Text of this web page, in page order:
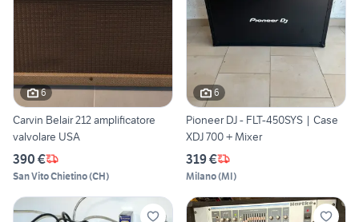
6
Carvin Belair 212 amplificatore
valvolare USA
390 €
San Vito Chietino(CH)
6
Pioneer DJ - FLT-450SYS | Case
XDJ 700 + Mixer
319 €
Milano(MI)